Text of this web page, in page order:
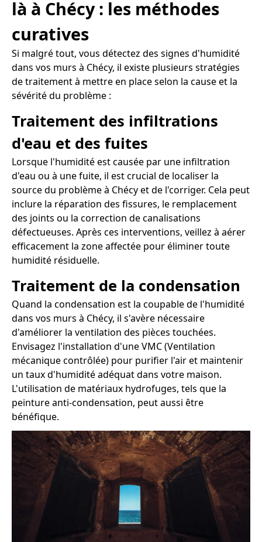
là à Chécy : les méthodes
curatives
Si malgré tout, vous détectez des signes d'humidité
dans vos murs à Chécy, il existe plusieurs stratégies
de traitement à mettre en place selon la cause et la
sévérité du problème :
Traitement des infiltrations
d'eau et des fuites
Lorsque l'humidité est causée par une infiltration
d'eau ou à une fuite, il est crucial de localiser la
source du problème à Chécy et de l'corriger. Cela peut
inclure la réparation des fissures, le remplacement
des joints ou la correction de canalisations
défectueuses. Après ces interventions, veillez à aérer
efficacement la zone affectée pour éliminer toute
humidité résiduelle.
Traitement de la condensation
Quand la condensation est la coupable de l'humidité
dans vos murs à Chécy, il s'avère nécessaire
d'améliorer la ventilation des pièces touchées.
Envisagez l'installation d'une VMC (Ventilation
mécanique contrôlée) pour purifier l'air et maintenir
un taux d'humidité adéquat dans votre maison.
L'utilisation de matériaux hydrofuges, tels que la
peinture anti-condensation, peut aussi être
bénéfique.